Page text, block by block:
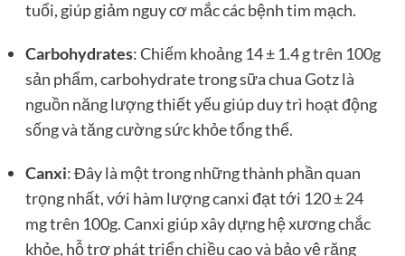
tuổi, giúp giảm nguy cơ mắc các bệnh tim mạch.
Carbohydrates: Chiếm khoảng 14 ± 1.4 g trên 100g
sản phẩm, carbohydrate trong sữa chua Gotz là
nguồn năng lượng thiết yếu giúp duy trì hoạt động
sống và tăng cường sức khỏe tổng thể.
Canxi: Đây là một trong những thành phần quan
trọng nhất, với hàm lượng canxi đạt tới 120 ± 24
mg trên 100g. Canxi giúp xây dựng hệ xương chắc
khỏe, hỗ trợ phát triển chiều cao và bảo vệ răng